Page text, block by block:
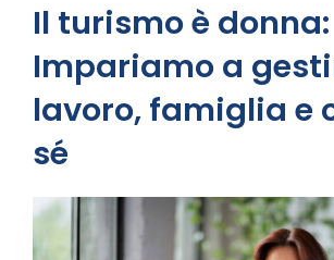
Il turismo è donna:
Impariamo a
lavoro, famiglia e
sé